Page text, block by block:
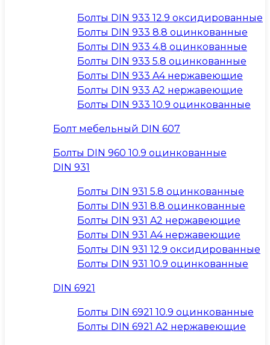
Болты DIN 933 12.9 оксидированные
Болты DIN 933 8.8 оцинкованные
Болты DIN 933 4.8 оцинкованные
Болты DIN 933 5.8 оцинкованные
Болты DIN 933 A4 нержавеющие
Болты DIN 933 A2 нержавеющие
Болты DIN 933 10.9 оцинкованные
Болт мебельный DIN 607
Болты DIN 960 10.9 оцинкованные
DIN 931
Болты DIN 931 5.8 оцинкованные
Болты DIN 931 8.8 оцинкованные
Болты DIN 931 A2 нержавеющие
Болты DIN 931 A4 нержавеющие
Болты DIN 931 12.9 оксидированные
Болты DIN 931 10.9 оцинкованные
DIN 6921
Болты DIN 6921 10.9 оцинкованные
Болты DIN 6921 A2 нержавеющие